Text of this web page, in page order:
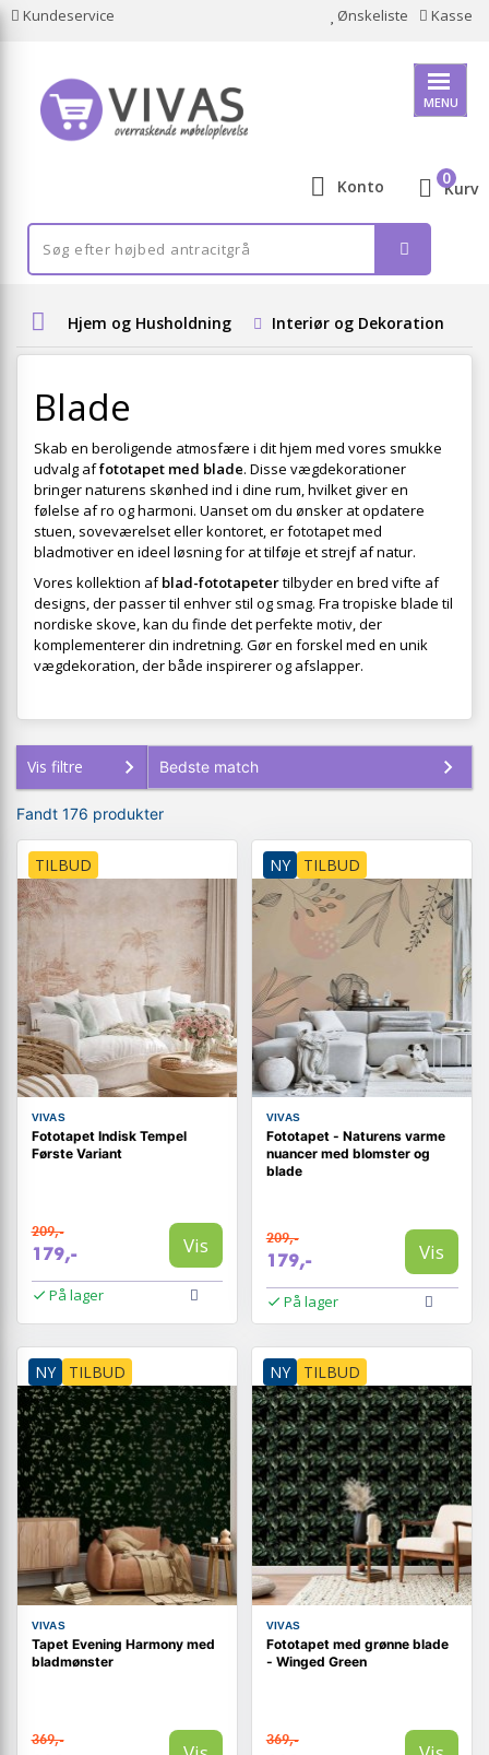
Kundeservice Ønskeliste Kasse
MENU
Konto Kurv
0
Hjem og Husholdning Interiør og Dekoration
Blade
Skab en beroligende atmosfære i dit hjem med vores smukke
udvalg affototapet med blade. Disse vægdekorationer
bringer naturens skønhed ind i dine rum, hvilket giver en
følelse af ro og harmoni. Uanset om du ønsker at opdatere
stuen, soveværelset eller kontoret, er fototapet med
bladmotiver en ideel løsning for at tilføje et strejf af natur.
Vores kollektion afblad-fototapetertilbyder en bred vifte af
designs, der passer til enhver stil og smag. Fra tropiske blade til
nordiske skove, kan du finde det perfekte motiv, der
komplementerer din indretning. Gør en forskel med en unik
vægdekoration, der både inspirerer og afslapper.
Vis filtre
Fandt 176 produkter
TILBUD
VIVAS
Fototapet Indisk Tempel
Første Variant
209,-
179,- Vis
På lager
NY TILBUD
VIVAS
Fototapet - Naturens varme
nuancer med blomster og
blade
209,-
179,- Vis
På lager
NY TILBUD
VIVAS
Tapet Evening Harmony med
bladmønster
369,-
NY TILBUD
VIVAS
Fototapet med grønne blade
- Winged Green
369,-